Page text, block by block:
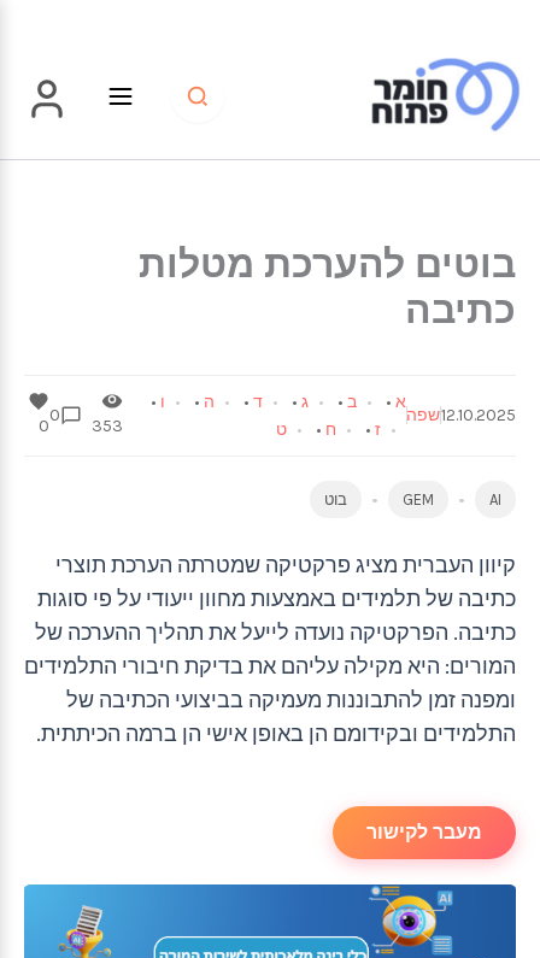
בוטים להערכת מטלות
כתיבה
12.10.2025שפה
א • ב • ג • ד • ה • ו •
ז • ח • ט 353
0
0
AI
GEM בוט
קיוון העברית מציג פרקטיקה שמטרתה הערכת תוצרי
כתיבה של תלמידים באמצעות מחוון ייעודי על פי סוגות
כתיבה. הפרקטיקה נועדה לייעל את תהליך ההערכה של
המורים: היא מקילה עליהם את בדיקת חיבורי התלמידים
ומפנה זמן להתבוננות מעמיקה בביצועי הכתיבה של
התלמידים ובקידומם הן באופן אישי הן ברמה הכיתתית.
מעבר לקישור